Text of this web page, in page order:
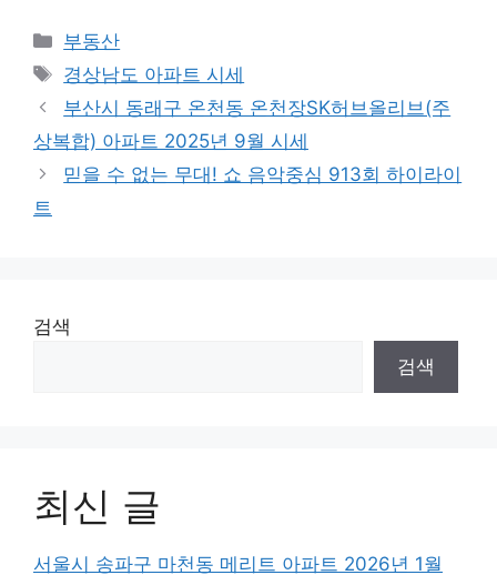
Categories
부동산
Tags
경상남도 아파트 시세
부산시 동래구 온천동 온천장SK허브올리브(주
상복합) 아파트 2025년 9월 시세
믿을 수 없는 무대! 쇼 음악중심 913회 하이라이
트
검색
검색
최신 글
서울시 송파구 마천동 메리트 아파트 2026년 1월